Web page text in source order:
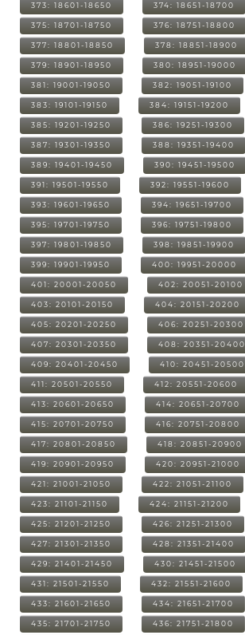
373: 18601-18650 374: 18651-18700
375: 18701-18750 376: 18751-18800
377: 18801-18850 378: 18851-18900
379: 18901-18950 380: 18951-19000
381: 19001-19050 382: 19051-19100
383: 19101-19150 384: 19151-19200
385: 19201-19250 386: 19251-19300
387: 19301-19350 388: 19351-19400
389: 19401-19450 390: 19451-19500
391: 19501-19550 392: 19551-19600
393: 19601-19650 394: 19651-19700
395: 19701-19750 396: 19751-19800
397: 19801-19850 398: 19851-19900
399: 19901-19950 400: 19951-20000
401: 20001-20050 402: 20051-20100
403: 20101-20150 404: 20151-20200
405: 20201-20250 406: 20251-20300
407: 20301-20350 408: 20351-20400
409: 20401-20450 410: 20451-20500
411: 20501-20550 412: 20551-20600
413: 20601-20650 414: 20651-20700
415: 20701-20750 416: 20751-20800
417: 20801-20850 418: 20851-20900
419: 20901-20950 420: 20951-21000
421: 21001-21050 422: 21051-21100
423: 21101-21150 424: 21151-21200
425: 21201-21250 426: 21251-21300
427: 21301-21350 428: 21351-21400
429: 21401-21450 430: 21451-21500
431: 21501-21550 432: 21551-21600
433: 21601-21650 434: 21651-21700
435: 21701-21750 436: 21751-21800